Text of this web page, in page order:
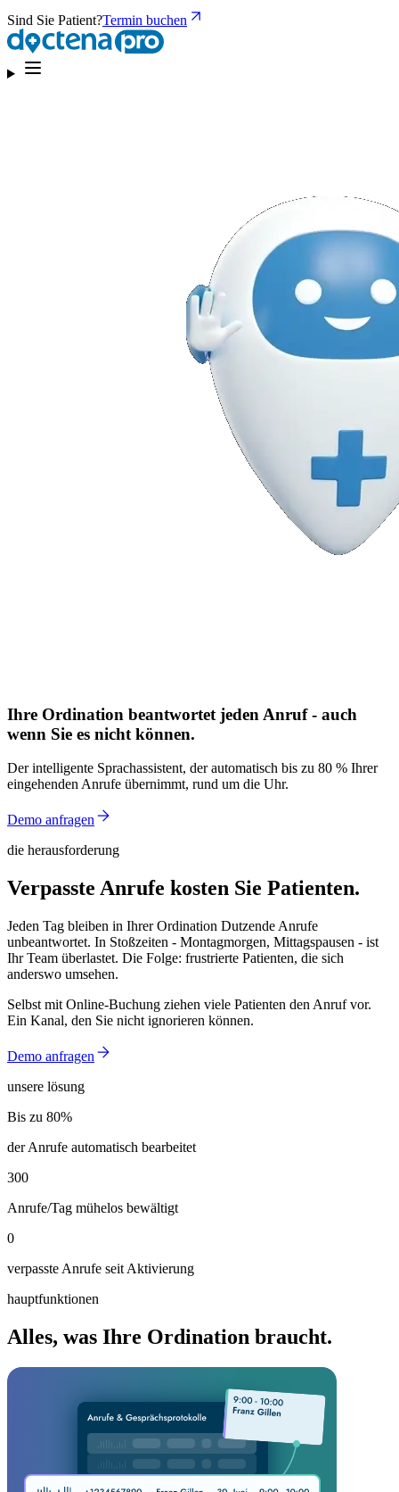
Sind Sie Patient?Termin buchen
Ihre Ordination beantwortet jeden Anruf - auch
wenn Sie es nicht können.
Der intelligente Sprachassistent, der automatisch bis zu 80 % Ihrer
eingehenden Anrufe übernimmt, rund um die Uhr.
Demo anfragen
die herausforderung
Verpasste Anrufe kosten Sie Patienten.
Jeden Tag bleiben in Ihrer Ordination Dutzende Anrufe
unbeantwortet. In Stoßzeiten - Montagmorgen, Mittagspausen - ist
Ihr Team überlastet. Die Folge: frustrierte Patienten, die sich
anderswo umsehen.
Selbst mit Online-Buchung ziehen viele Patienten den Anruf vor.
Ein Kanal, den Sie nicht ignorieren können.
Demo anfragen
unsere lösung
Bis zu 80%
Bis zu 80%
der Anrufe automatisch bearbeitet
300
300
Anrufe/Tag mühelos bewältigt
0
verpasste Anrufe seit Aktivierung
hauptfunktionen
Alles, was Ihre Ordination braucht.